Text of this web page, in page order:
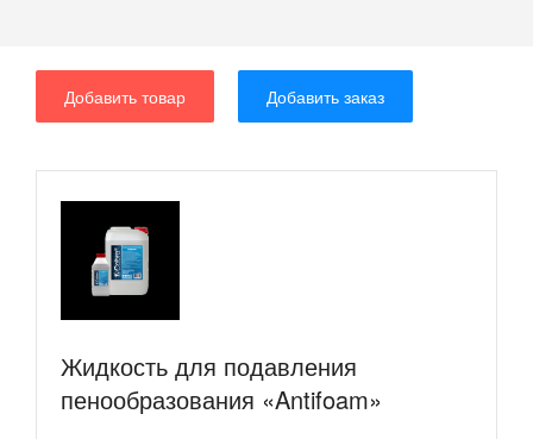
Добавить товар Добавить заказ
Жидкость для подавления
пенообразования «Antifoam»